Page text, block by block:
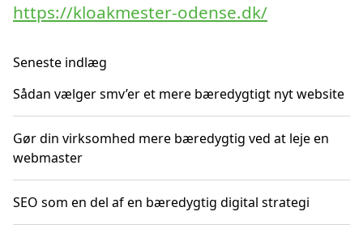
https://kloakmester-odense.dk/
Seneste indlæg
Sådan vælger smv’er et mere bæredygtigt nyt website
Gør din virksomhed mere bæredygtig ved at leje en
webmaster
SEO som en del af en bæredygtig digital strategi